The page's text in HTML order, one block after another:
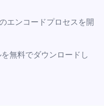
エンコードプロセスを開
無料でダウンロードし